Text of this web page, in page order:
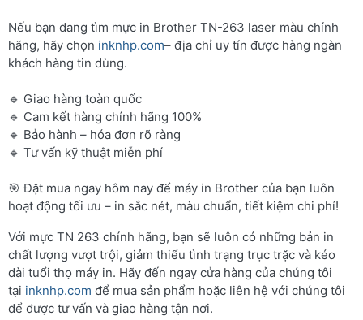
Nếu bạn đang tìm mực in Brother TN-263 laser màu chính
hãng, hãy chọn inknhp.com– địa chỉ uy tín được hàng ngàn
khách hàng tin dùng.
🔹 Giao hàng toàn quốc
🔹 Cam kết hàng chính hãng 100%
🔹 Bảo hành – hóa đơn rõ ràng
🔹 Tư vấn kỹ thuật miễn phí
🎯 Đặt mua ngay hôm nay để máy in Brother của bạn luôn
hoạt động tối ưu – in sắc nét, màu chuẩn, tiết kiệm chi phí!
Với mực TN 263 chính hãng, bạn sẽ luôn có những bản in
chất lượng vượt trội, giảm thiểu tình trạng trục trặc và kéo
dài tuổi thọ máy in. Hãy đến ngay cửa hàng của chúng tôi
tại inknhp.com để mua sản phẩm hoặc liên hệ với chúng tôi
để được tư vấn và giao hàng tận nơi.